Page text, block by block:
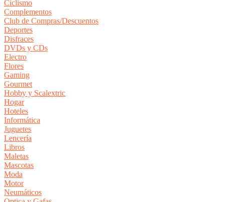
Ciclismo
Complementos
Club de Compras/Descuentos
Deportes
Disfraces
DVDs y CDs
Electro
Flores
Gaming
Gourmet
Hobby y Scalextric
Hogar
Hoteles
Informática
Juguetes
Lencería
Libros
Maletas
Mascotas
Moda
Motor
Neumáticos